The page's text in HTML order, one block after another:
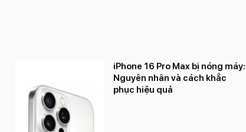
iPhone 16 Pro Max bị nóng máy:
Nguyên nhân và cách khắc
phục hiệu quả